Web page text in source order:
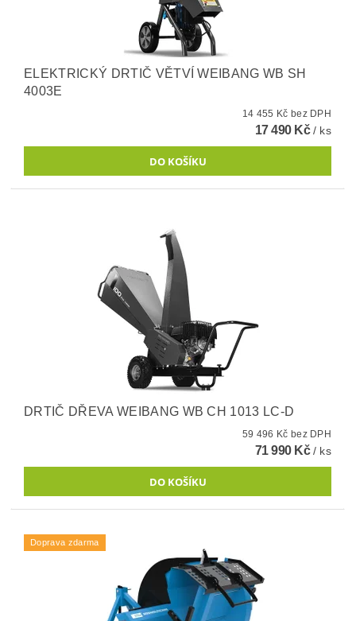
ELEKTRICKÝ DRTIČ VĚTVÍ WEIBANG WB SH
4003E
14 455 Kč bez DPH
17 490 Kč/ ks
DRTIČ DŘEVA WEIBANG WB CH 1013 LC-D
59 496 Kč bez DPH
71 990 Kč/ ks
Doprava zdarma